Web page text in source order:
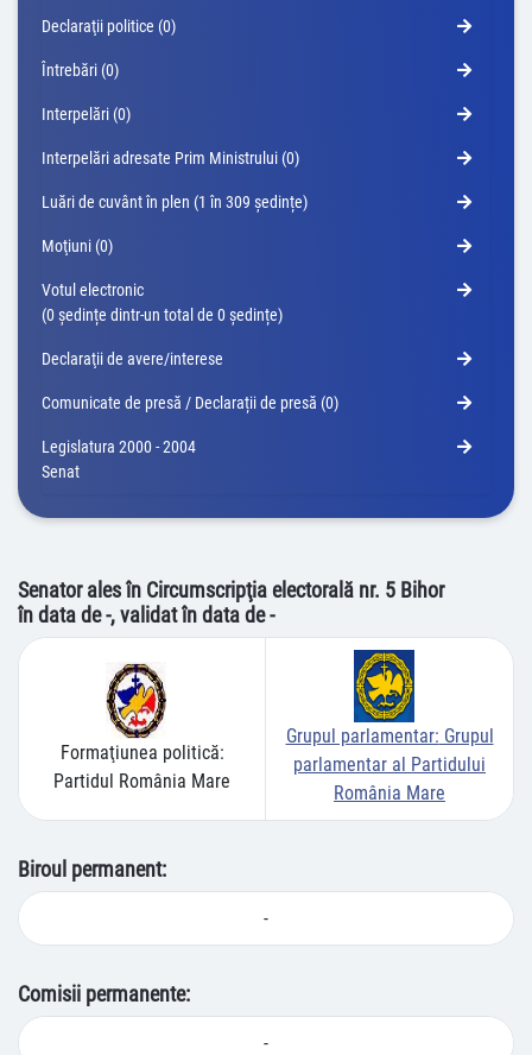
Declaraţii politice (0)
Întrebări (0)
Interpelări (0)
Interpelări adresate Prim Ministrului (0)
Luări de cuvânt în plen (1 în 309 ședințe)
Moţiuni (0)
Votul electronic
(0 ședințe dintr-un total de 0 ședințe)
Declaraţii de avere/interese
Comunicate de presă / Declarații de presă (0)
Legislatura 2000 - 2004
Senat
Senator ales în Circumscripţia electorală nr. 5 Bihor
în data de -, validat în data de -
Formaţiunea politică:
Partidul România Mare
Grupul parlamentar: Grupul
parlamentar al Partidului
România Mare
Biroul permanent:
-
Comisii permanente:
-